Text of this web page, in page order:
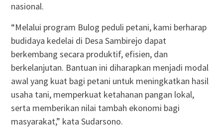
nasional.
“Melalui program Bulog peduli petani, kami berharap
budidaya kedelai di Desa Sambirejo dapat
berkembang secara produktif, efisien, dan
berkelanjutan. Bantuan ini diharapkan menjadi modal
awal yang kuat bagi petani untuk meningkatkan hasil
usaha tani, memperkuat ketahanan pangan lokal,
serta memberikan nilai tambah ekonomi bagi
masyarakat,” kata Sudarsono.